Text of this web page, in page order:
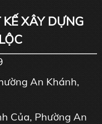
XÂY DỰNG
An Khánh,
Của, Phường An